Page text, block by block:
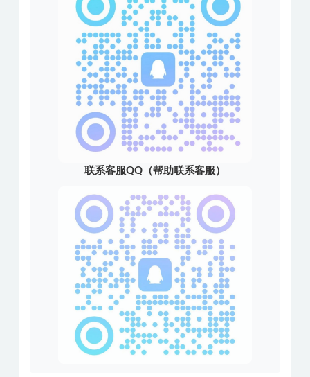
联系客服QQ（帮助联系客服）